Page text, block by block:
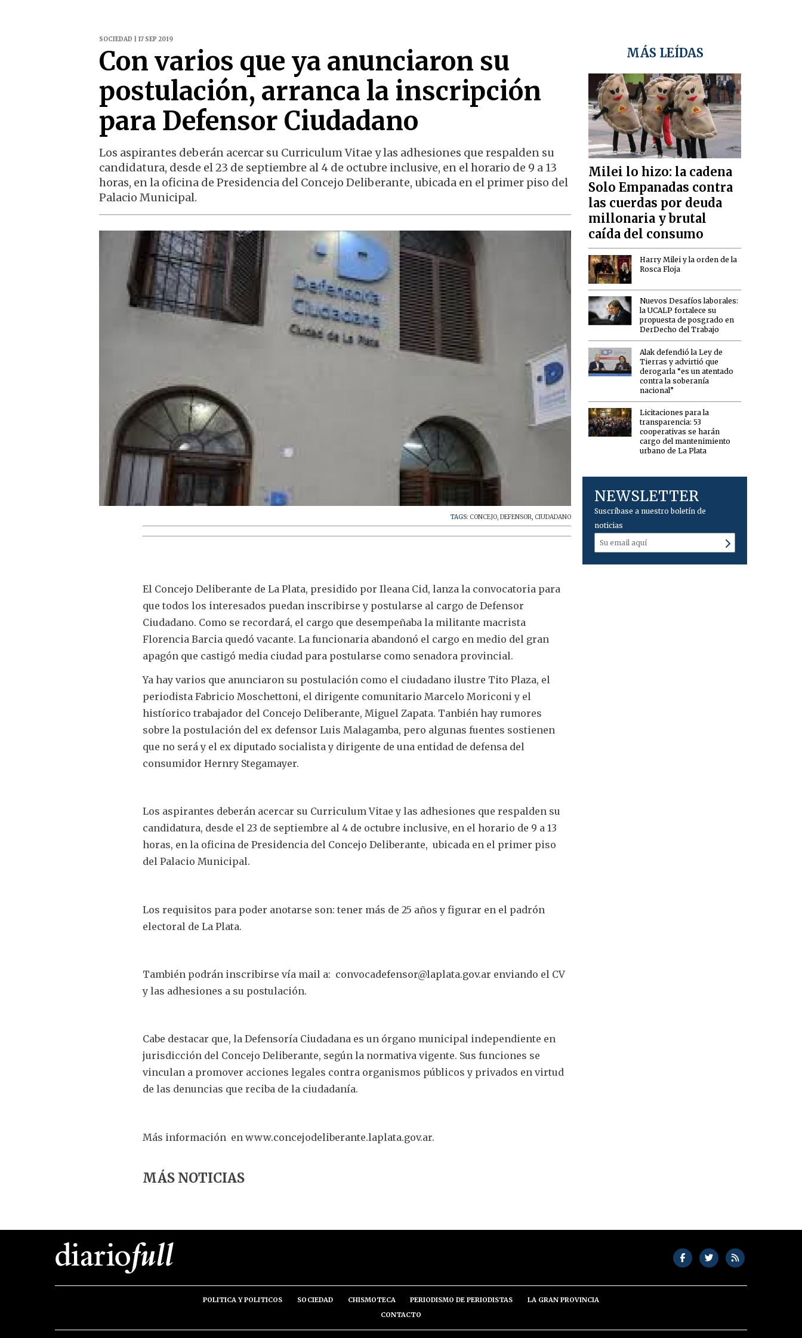
SOCIEDAD | 17 SEP 2019
Con varios que ya anunciaron su
postulación, arranca la inscripción
para Defensor Ciudadano
Los aspirantes deberán acercar su Curriculum Vitae y las adhesiones que respalden su
candidatura, desde el 23 de septiembre al 4 de octubre inclusive, en el horario de 9 a 13
horas, en la oficina de Presidencia del Concejo Deliberante, ubicada en el primer piso del
Palacio Municipal.
TAGS: CONCEJO,DEFENSOR, CIUDADANO
El Concejo Deliberante de La Plata, presidido por Ileana Cid, lanza la convocatoria para
que todos los interesados puedan inscribirse y postularse al cargo de Defensor
Ciudadano. Como se recordará, el cargo que desempeñaba la militante macrista
Florencia Barcia quedó vacante. La funcionaria abandonó el cargo en medio del gran
apagón que castigó media ciudad para postularse como senadora provincial.
Ya hay varios que anunciaron su postulación como el ciudadano ilustre Tito Plaza, el
periodista Fabricio Moschettoni, el dirigente comunitario Marcelo Moriconi y el
histíorico trabajador del Concejo Deliberante, Miguel Zapata. Tanbién hay rumores
sobre la postulación del ex defensor Luis Malagamba, pero algunas fuentes sostienen
que no será y el ex diputado socialista y dirigente de una entidad de defensa del
consumidor Hernry Stegamayer.
Los aspirantes deberán acercar su Curriculum Vitae y las adhesiones que respalden su
candidatura, desde el 23 de septiembre al 4 de octubre inclusive, en el horario de 9 a 13
horas, en la oficina de Presidencia del Concejo Deliberante, ubicada en el primer piso
del Palacio Municipal.
Los requisitos para poder anotarse son: tener más de 25 años y figurar en el padrón
electoral de La Plata.
También podrán inscribirse vía mail a: convocadefensor@laplata.gov.ar enviando el CV
y las adhesiones a su postulación.
Cabe destacar que, la Defensoría Ciudadana es un órgano municipal independiente en
jurisdicción del Concejo Deliberante, según la normativa vigente. Sus funciones se
vinculan a promover acciones legales contra organismos públicos y privados en virtud
de las denuncias que reciba de la ciudadanía.
Más información en www.concejodeliberante.laplata.gov.ar.
MÁS NOTICIAS
MÁS LEÍDAS
Milei lo hizo: la cadena
Solo Empanadas contra
las cuerdas por deuda
millonaria y brutal
caída del consumo
Harry Milei y la orden de la
Rosca Floja
Nuevos Desafíos laborales:
la UCALP fortalece su
propuesta de posgrado en
DerDecho del Trabajo
Alak defendió la Ley de
Tierras y advirtió que
derogarla “es un atentado
contra la soberanía
nacional”
Licitaciones para la
transparencia: 53
cooperativas se harán
cargo del mantenimiento
urbano de La Plata
NEWSLETTER
Suscríbase a nuestro boletín de
noticias
POLITICA Y POLITICOS SOCIEDAD CHISMOTECA PERIODISMO DE PERIODISTAS
LA GRAN PROVINCIA
CONTACTO